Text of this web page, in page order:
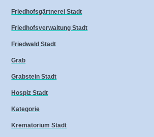
Friedhofsgärtnerei Stadt
Friedhofsverwaltung Stadt
Friedwald Stadt
Grab
Grabstein Stadt
Hospiz Stadt
Kategorie
Krematorium Stadt